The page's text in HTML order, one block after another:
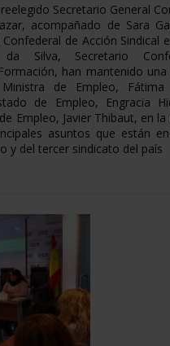
Secretario General
acompañado de Sara
Confederal de Acción Sindical
da Silva, Secretario
han mantenido
de Empleo, Fátima
de Empleo, Engracia
Empleo, Javier Thibaut, en la
asuntos que están
y del tercer sindicato del país